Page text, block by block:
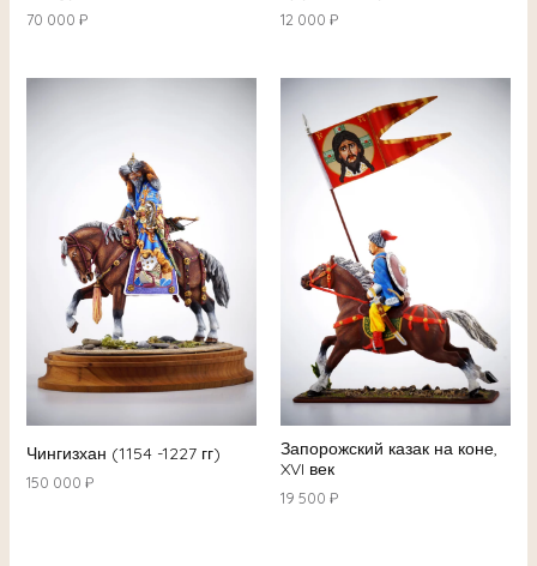
70 000 ₽ 12 000 ₽
Чингизхан (1154 -1227 гг)
150 000 ₽
Запорожский казак на коне,
XVI век
19 500 ₽